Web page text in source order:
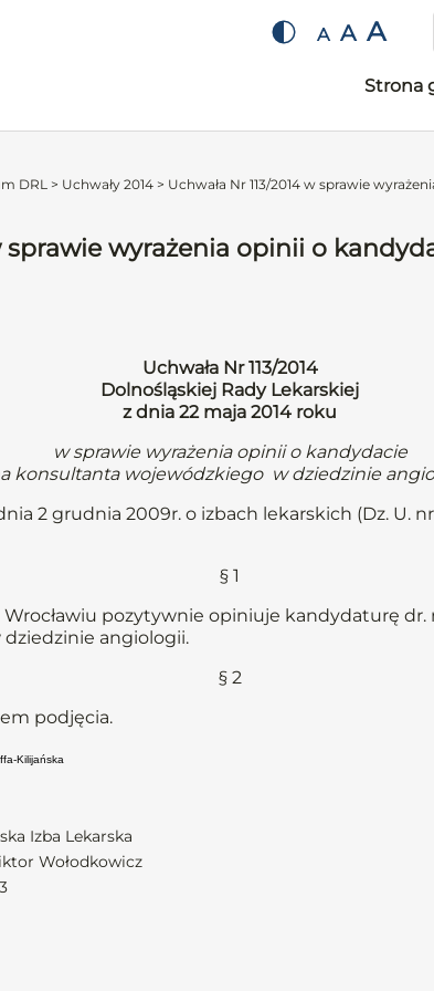
A A A
Strona
DRL > Uchwały 2014 > Uchwała Nr 113/2014 w sprawie
sprawie wyrażenia opinii o
Uchwała Nr 113/2014
Dolnośląskiej Rady Lekarskiej
z dnia 22 maja 2014 roku
w sprawie wyrażenia opinii o kandydacie
konsultanta wojewódzkiego w dziedzinie
2 grudnia 2009r. o izbach lekarskich (Dz. U.
§ 1
pozytywnie opiniuje kandydaturę dr.
angiologii.
§ 2
podjęcia.
Kilijańska
Izba Lekarska
Wołodkowicz